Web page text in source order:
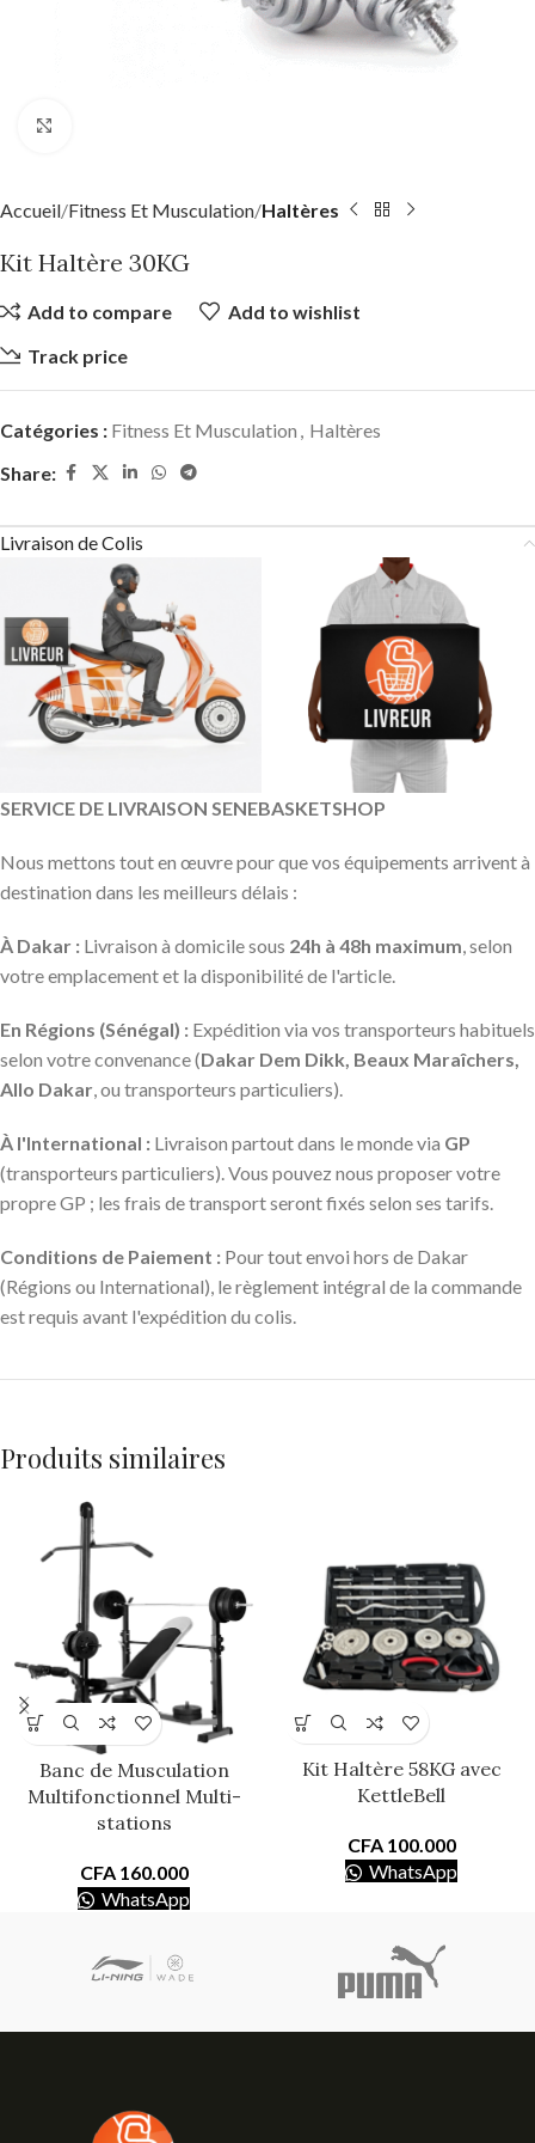
Accueil Fitness Et Musculation Haltères
Kit Haltère 30KG
Add to compare
Add to wishlist
Track price
Catégories : Fitness Et Musculation , Haltères
Share:
Livraison de Colis
SERVICE DE LIVRAISON SENEBASKETSHOP
Nous mettons tout en œuvre pour que vos équipements arrivent à
destination dans les meilleurs délais :
À Dakar : Livraison à domicile sous 24h à 48h maximum, selon
votre emplacement et la disponibilité de l'article.
En Régions (Sénégal) : Expédition via vos transporteurs habituels
selon votre convenance (Dakar Dem Dikk, Beaux Maraîchers,
Allo Dakar, ou transporteurs particuliers).
À l'International : Livraison partout dans le monde via GP
(transporteurs particuliers). Vous pouvez nous proposer votre
propre GP ; les frais de transport seront fixés selon ses tarifs.
Conditions de Paiement : Pour tout envoi hors de Dakar
(Régions ou International), le règlement intégral de la commande
est requis avant l'expédition du colis.
Produits similaires
Banc de Musculation
Multifonctionnel Multi-
stations
CFA160.000
WhatsApp
Kit Haltère 58KG avec
KettleBell
CFA100.000
WhatsApp